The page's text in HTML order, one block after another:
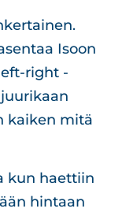
Isoon
right -
kaiken mitä
kun haettiin
hintaan